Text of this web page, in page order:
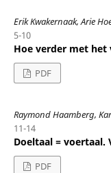
Erik Kwakernaak, Arie
5-10
Hoe verder met
PDF
Raymond Haamberg,
11-14
Doeltaal = voertaal.
PDF